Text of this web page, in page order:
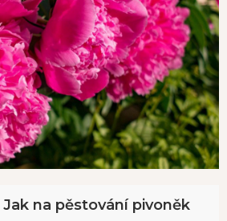
na pěstování pivoněk